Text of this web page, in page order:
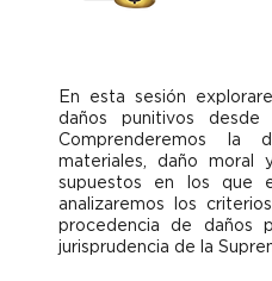
En esta sesión
daños punitivos desde
Comprenderemos la
materiales, daño moral
supuestos en los que
analizaremos los
procedencia de daños
jurisprudencia de la